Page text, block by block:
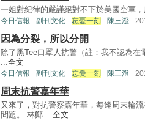
一姐對紀律的嚴謹絕對不下於美國空軍
今日信報 副刊文化 忘憂一刻 陳三澄
因為分裂，所以分開
除了黑Tee口罩人抗警（註：我不認為
...全文
今日信報 副刊文化 忘憂一刻 陳三澄
周末抗警嘉年華
又來了，對抗警察嘉年華，每逢周末輪
問題。 林鄭 ...全文